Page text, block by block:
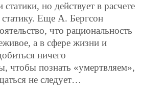
статики, но действует в расчете
статику. Еще А. Бергсон
что рациональность
а в сфере жизни и
ничего
чтобы познать «умертвляем»,
не следует…